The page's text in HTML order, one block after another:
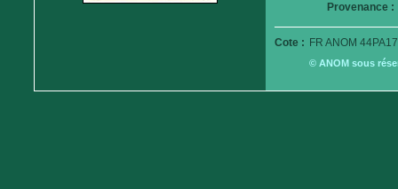
Provenance :
Cote : FR ANOM
© ANOM sous